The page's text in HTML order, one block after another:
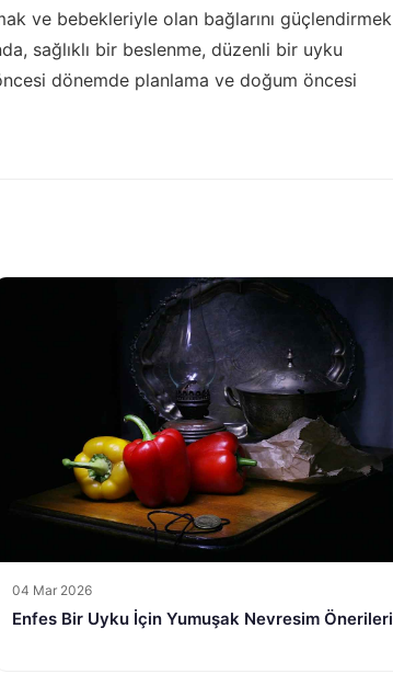
ve bebekleriyle olan bağlarını güçlendirmek
sağlıklı bir beslenme, düzenli bir uyku
dönemde planlama ve doğum öncesi
04 Mar 2026
Enfes Bir Uyku İçin Yumuşak Nevresim Önerileri